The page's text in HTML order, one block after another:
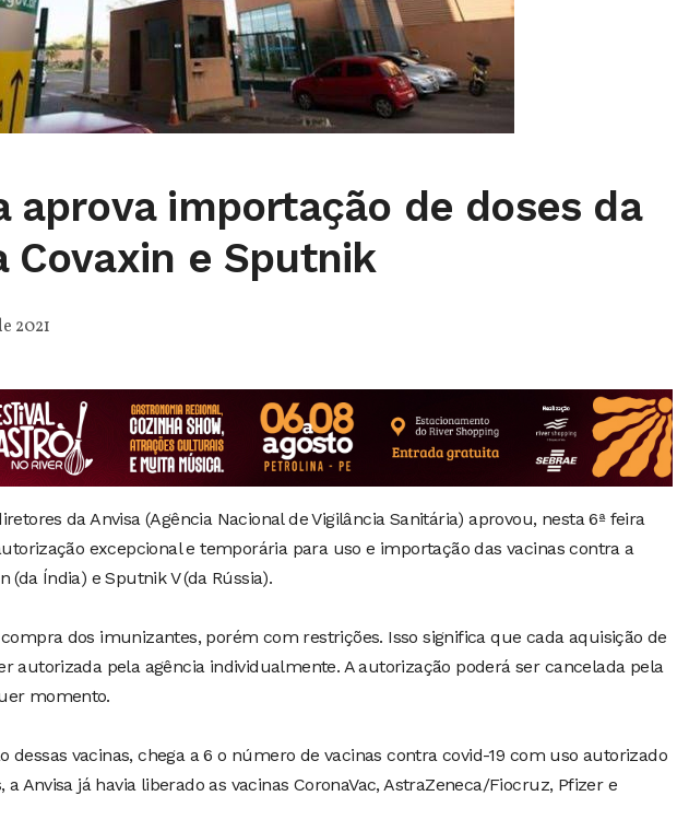
aprova importação de doses da
Covaxin e Sputnik
2021
da Anvisa (Agência Nacional de Vigilância Sanitária) aprovou, nesta 6ª feira
excepcional e temporária para uso e importação das vacinas contra a
(da Índia) e Sputnik V (da Rússia).
dos imunizantes, porém com restrições. Isso significa que cada aquisição de
autorizada pela agência individualmente. A autorização poderá ser cancelada pela
momento.
dessas vacinas, chega a 6 o número de vacinas contra covid-19 com uso autorizado
a Anvisa já havia liberado as vacinas CoronaVac, AstraZeneca/Fiocruz, Pfizer e